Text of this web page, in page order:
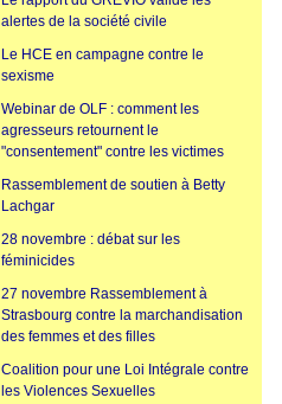
alertes de la société civile
Le HCE en campagne contre le
sexisme
Webinar de OLF : comment les
agresseurs retournent le
"consentement" contre les victimes
Rassemblement de soutien à Betty
Lachgar
28 novembre : débat sur les
féminicides
27 novembre Rassemblement à
Strasbourg contre la marchandisation
des femmes et des filles
Coalition pour une Loi Intégrale contre
les Violences Sexuelles